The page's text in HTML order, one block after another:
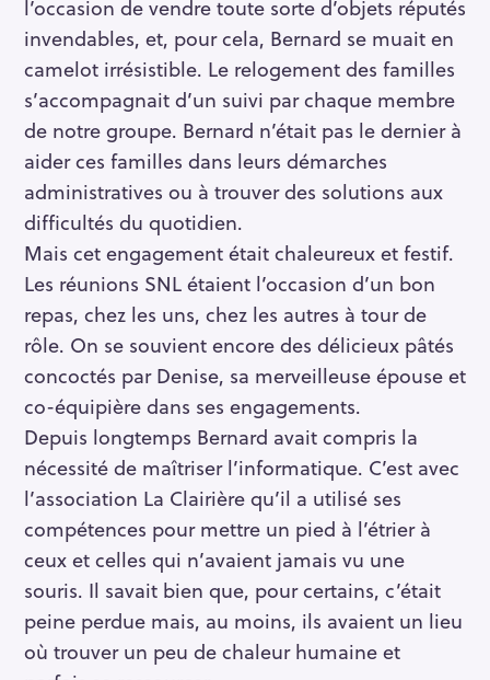
l’occasion de vendre toute sorte d’objets réputés
invendables, et, pour cela, Bernard se muait en
camelot irrésistible. Le relogement des familles
s’accompagnait d’un suivi par chaque membre
de notre groupe. Bernard n’était pas le dernier à
aider ces familles dans leurs démarches
administratives ou à trouver des solutions aux
difficultés du quotidien.
Mais cet engagement était chaleureux et festif.
Les réunions SNL étaient l’occasion d’un bon
repas, chez les uns, chez les autres à tour de
rôle. On se souvient encore des délicieux pâtés
concoctés par Denise, sa merveilleuse épouse et
co-équipière dans ses engagements.
Depuis longtemps Bernard avait compris la
nécessité de maîtriser l’informatique. C’est avec
l’association La Clairière qu’il a utilisé ses
compétences pour mettre un pied à l’étrier à
ceux et celles qui n’avaient jamais vu une
souris. Il savait bien que, pour certains, c’était
peine perdue mais, au moins, ils avaient un lieu
où trouver un peu de chaleur humaine et